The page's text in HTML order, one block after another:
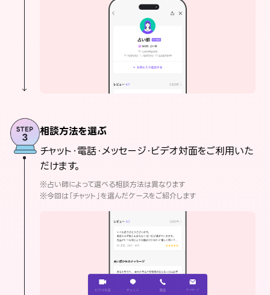
相談方法を選ぶ
チャット・電話・メッセージ・ビデオ対面をご利用いた
だけます。
※占い師によって選べる相談方法は異なります
※今回は「チャット」を選んだケースをご紹介します